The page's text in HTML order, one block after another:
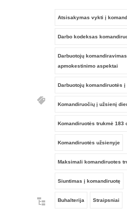
Atsisakymas vykti į
Darbo kodeksas
Darbuotojų
apmokestinimo aspektai
Darbuotojų komandiruotės
Komandiruočių į užsienį
Komandiruotės trukmė 183
Komandiruotės užsienyje
Maksimali komandiruotes
Siuntimas į komandiruotę
Buhalterija Straipsniai